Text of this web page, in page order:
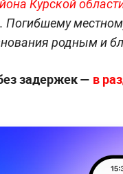
Курской
родным и
задержек — в